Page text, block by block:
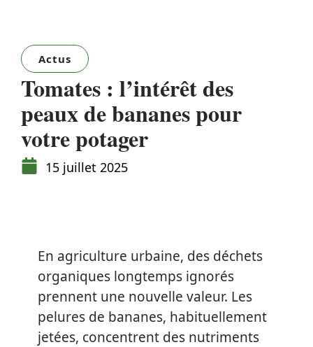
Actus
Tomates : l’intérêt des
peaux de bananes pour
votre potager
15 juillet 2025
En agriculture urbaine, des déchets
organiques longtemps ignorés
prennent une nouvelle valeur. Les
pelures de bananes, habituellement
jetées, concentrent des nutriments